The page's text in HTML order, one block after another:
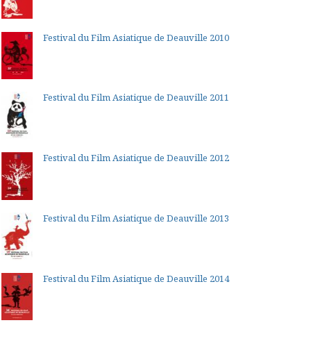
Festival du Film Asiatique de Deauville 2010
Festival du Film Asiatique de Deauville 2011
Festival du Film Asiatique de Deauville 2012
Festival du Film Asiatique de Deauville 2013
Festival du Film Asiatique de Deauville 2014